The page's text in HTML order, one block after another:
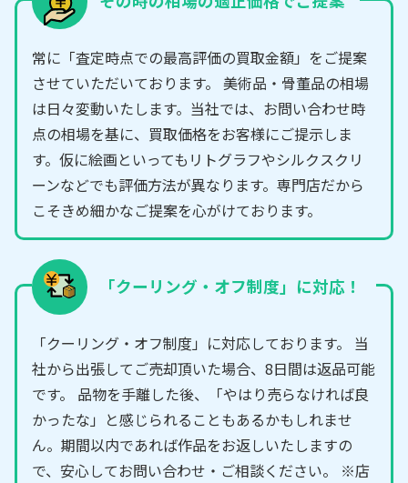
常に「査定時点での最高評価の買取金額」をご提案
させていただいております。 美術品・骨董品の相場
は日々変動いたします。当社では、お問い合わせ時
点の相場を基に、買取価格をお客様にご提示しま
す。仮に絵画といってもリトグラフやシルクスクリ
ーンなどでも評価方法が異なります。専門店だから
こそきめ細かなご提案を心がけております。
「クーリング・オフ制度」に対応！
「クーリング・オフ制度」に対応しております。 当
社から出張してご売却頂いた場合、8日間は返品可能
です。 品物を手離した後、「やはり売らなければ良
かったな」と感じられることもあるかもしれませ
ん。期間以内であれば作品をお返しいたしますの
で、安心してお問い合わせ・ご相談ください。 ※店